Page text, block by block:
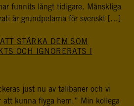
funnits långt tidigare. Mänskliga
är grundpelarna för svenskt […]
STÄRKA DEM SOM
OCH IGNORERATS I
just nu av talibaner och vi
att kunna flyga hem.” Min kollega